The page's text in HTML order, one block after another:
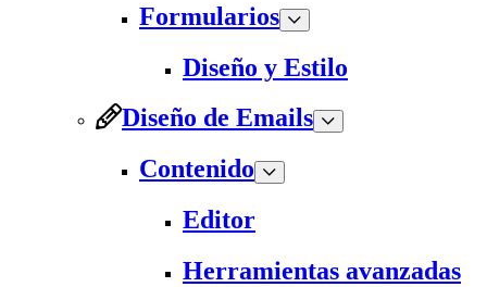
Formularios
Diseño y Estilo
Diseño de Emails
Contenido
Editor
Herramientas avanzadas